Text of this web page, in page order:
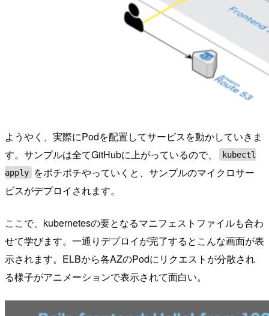
ようやく、実際にPodを配置してサービスを動かしていきま
す。サンプルは全てGitHubに上がっているので、
kubectl
apply
をポチポチやっていくと、サンプルのマイクロサー
ビスがデプロイされます。
ここで、kubernetesの要となるマニフェストファイルも合わ
せて学びます。一通りデプロイが完了するとこんな画面が表
示されます。ELBから各AZのPodにリクエストが分散され
る様子がアニメーションで表示されて面白い。